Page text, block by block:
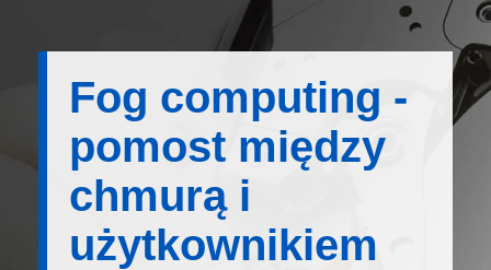
Fog computing -
pomost między
chmurą i
użytkownikiem